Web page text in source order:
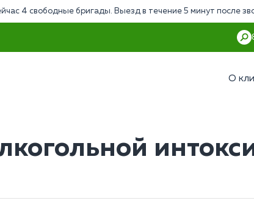
4 свободные бригады. Выезд в течение 5 минут после
О